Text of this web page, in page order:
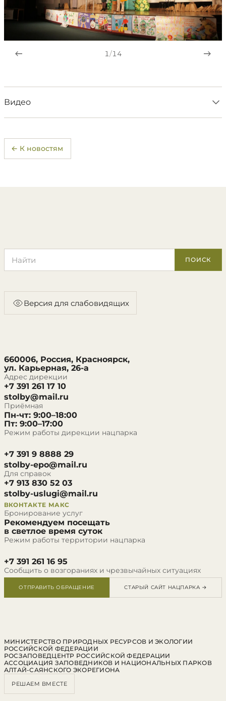
1/14
Видео
← К новостям
ПОИСК
Версия для слабовидящих
660006, Россия, Красноярск,
ул. Карьерная, 26-а
Адрес дирекции
+7 391 261 17 10
stolby@mail.ru
Приёмная
Пн-чт: 9:00–18:00
Пт: 9:00–17:00
Режим работы дирекции нацпарка
+7 391 9 8888 29
stolby-epo@mail.ru
Для справок
+7 913 830 52 03
stolby-uslugi@mail.ru
ВКОНТАКТЕ МАКС
Бронирование услуг
Рекомендуем посещать
в светлое время суток
Режим работы территории нацпарка
+7 391 261 16 95
Сообщить о возгораниях и чрезвычайных ситуациях
ОТПРАВИТЬ ОБРАЩЕНИЕ СТАРЫЙ САЙТ НАЦПАРКА →
МИНИСТЕРСТВО ПРИРОДНЫХ РЕСУРСОВ И ЭКОЛОГИИ
РОССИЙСКОЙ ФЕДЕРАЦИИ
РОСЗАПОВЕДЦЕНТР РОССИЙСКОЙ ФЕДЕРАЦИИ
АССОЦИАЦИЯ ЗАПОВЕДНИКОВ И НАЦИОНАЛЬНЫХ ПАРКОВ
АЛТАЙ-САЯНСКОГО ЭКОРЕГИОНА
РЕШАЕМ ВМЕСТЕ